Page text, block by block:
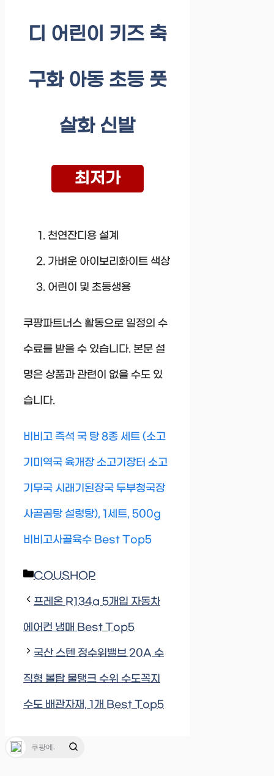
디 어린이 키즈 축
구화 아동 초등 풋
살화 신발
최저가
천연잔디용 설계
가벼운 아이보리화이트 색상
어린이 및 초등생용
쿠팡파트너스 활동으로 일정의 수
수료를 받을 수 있습니다. 본문 설
명은 상품과 관련이 없을 수도 있
습니다.
비비고 즉석 국 탕 8종 세트 (소고
기미역국 육개장 소고기장터 소고
기무국 시래기된장국 두부청국장
사골곰탕 설렁탕), 1세트, 500g
비비고사골육수 Best Top5
Categories
COUSHOP
프레온 R134a 5개입 자동차
에어컨 냉매 Best Top5
국산 스텐 정수위밸브 20A 수
직형 볼탑 물탱크 수위 수도꼭지
수도 배관자재, 1개 Best Top5